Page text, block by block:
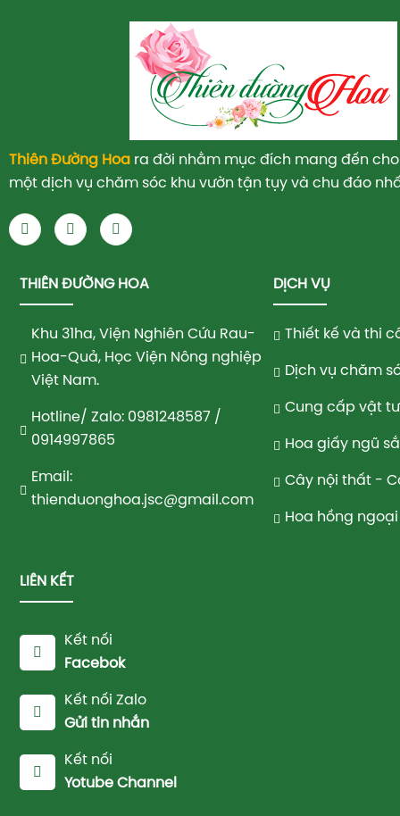
Thiên Đường Hoa ra đời nhằm mục đích mang đến
một dịch vụ chăm sóc khu vườn tận tụy và chu đáo
THIÊN ĐƯỜNG HOA
Khu 31ha, Viện Nghiên Cứu Rau-
Hoa-Quả, Học Viện Nông nghiệp
Việt Nam.
Hotline/ Zalo: 0981248587 /
0914997865
Email:
thienduonghoa.jsc@gmail.com
DỊCH VỤ
Thiết kế và thi
Dịch vụ chăm
Cung cấp vật
Hoa giấy ngũ
Cây nội thất -
Hoa hồng
LIÊN KẾT
Kết nối
Facebok
Kết nối Zalo
Gửi tin nhắn
Kết nối
Yotube Channel